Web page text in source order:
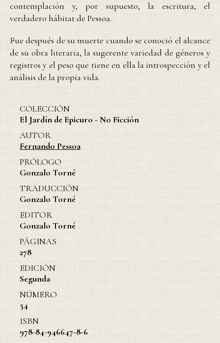
contemplación y, por supuesto, la escritura, el
verdadero hábitat de Pessoa.
Fue después de su muerte cuando se conoció el alcance
de su obra literaria, la sugerente variedad de géneros y
registros y el peso que tiene en ella la introspección y el
análisis de la propia vida.
COLECCIÓN
El Jardín de Epicuro - No Ficción
AUTOR
Fernando Pessoa
PRÓLOGO
Gonzalo Torné
TRADUCCIÓN
Gonzalo Torné
EDITOR
Gonzalo Torné
PÁGINAS
278
EDICIÓN
Segunda
NÚMERO
54
ISBN
978-84-946647-8-6